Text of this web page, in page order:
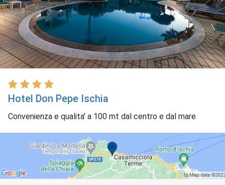
Hotel Don Pepe Ischia
Convenienza e qualita' a 100 mt dal centro e dal mare